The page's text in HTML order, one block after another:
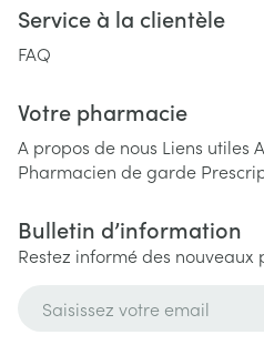
Service à la clientèle
FAQ
Votre pharmacie
A propos de nous Liens utiles
Pharmacien de garde
Bulletin d’information
Restez informé des